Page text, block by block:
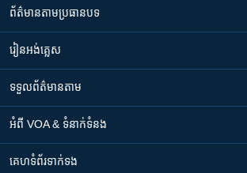
ព័ត៌មាន​តាមប្រធានបទ​
រៀន​​អង់គ្លេស
ទទួល​ព័ត៌មាន​តាម
អំពី​ VOA & ទំនាក់ទំនង
គេហទំព័រ​​ទាក់ទង